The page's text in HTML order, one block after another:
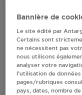
Antargaz à
votre stations GPL
1
Bannière de
Le site édité par
Certains sont
ne nécessitent pas
nous utilisons
analyser votre
l’utilisation de
pages/rubriques
pays, dates, nombre